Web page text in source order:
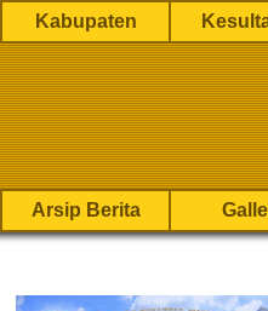
Kabupaten
Arsip Berita